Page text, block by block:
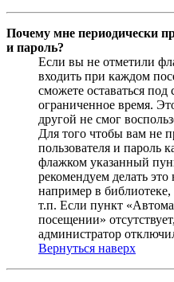
Почему мне периодически
и пароль?
Если вы не отметили
входить при каждом
сможете оставаться
ограниченное время.
другой не смог
Для того чтобы вам не
пользователя и пароль
флажком указанный
рекомендуем делать
например в
т.п. Если пункт
посещении»
администратор
Вернуться наверх